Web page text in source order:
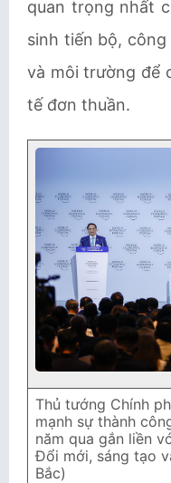
quan trọng nhất
sinh tiến bộ,
và môi trường để
tế đơn thuần.
Thủ tướng Chính
mạnh sự thành
năm qua gắn liền
Đổi mới, sáng tạo
Bắc)